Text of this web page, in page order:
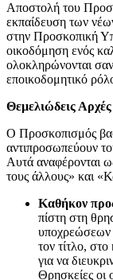
Αποστολή του
εκπαίδευση των
στην Προσκοπική
οικοδόμηση ενός
ολοκληρώνονται
εποικοδομητικό
Θεμελιώδεις Αρχές
Ο Προσκοπισμός
αντιπροσωπεύουν
Αυτά αναφέρονται
τους άλλους» και
Καθήκον
πίστη στη
υποχρεώσεων
τον τίτλο,
για να
Θρησκείες οι